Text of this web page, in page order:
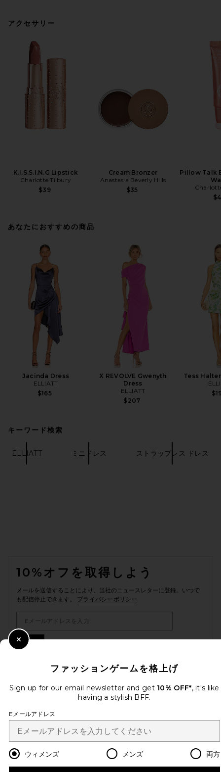
アクセサリー
K.I.S.S.I.N.G Lipstick
Charlotte Tilbury
$39
Cream Bronzer
Anastasia Beverly Hills
$35
Pillow Talk
あなたにおすすめの商品
Jacinda Dress
ELLIATT
$165
X REVOLVE Gwenyth
Dress
ELLIATT
$207
Tess
キーワード検索
ELLIATT ミニドレス ストラップレス ドレス
10%オフを取得しよう
メールを送信することにより、当社のニュースレターに登録。いつで
も配信停止できます。 プライバシーポリシー
Change Country Regions
ja USD
改善にご協力ください！
本日のお買い物に関する簡単なアンケートを実施しております
カスタマーサービス
ファッションゲームを格上げ
Sign up for our email newsletter and get 10% OFF*, it's like
having a stylish BFF.
Eメールアドレス
ウィメンズ メンズ 両方
Close Modal